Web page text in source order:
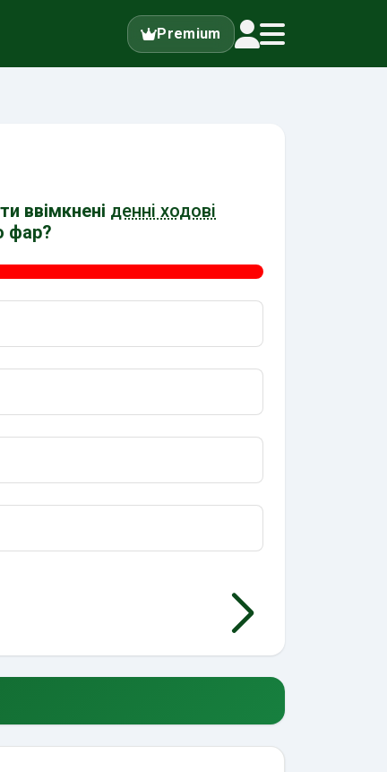
Premium
ввімкнені денні ходові
фар?